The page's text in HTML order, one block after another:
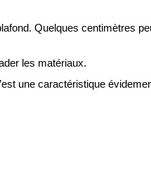
Quelques centimètres
les matériaux.
une caractéristique